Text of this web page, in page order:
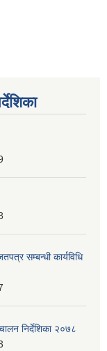
सम्बन्धी कार्यविधि
निर्देशिका २०७८